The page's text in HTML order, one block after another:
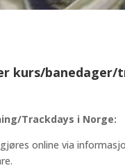
kurs/banedager/
Trackdays i Norge:
online via